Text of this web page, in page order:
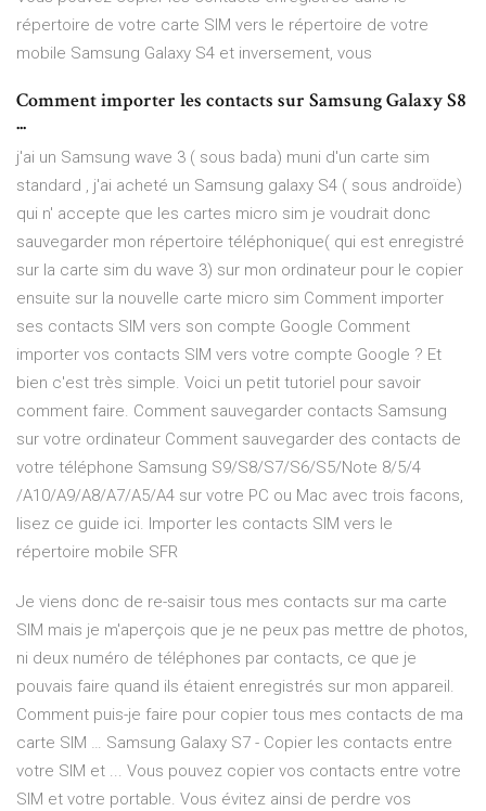
répertoire de votre carte SIM vers le répertoire de votre
mobile Samsung Galaxy S4 et inversement, vous
Comment importer les contacts sur Samsung Galaxy S8
...
j'ai un Samsung wave 3 ( sous bada) muni d'un carte sim
standard , j'ai acheté un Samsung galaxy S4 ( sous androïde)
qui n' accepte que les cartes micro sim je voudrait donc
sauvegarder mon répertoire téléphonique( qui est enregistré
sur la carte sim du wave 3) sur mon ordinateur pour le copier
ensuite sur la nouvelle carte micro sim Comment importer
ses contacts SIM vers son compte Google Comment
importer vos contacts SIM vers votre compte Google ? Et
bien c'est très simple. Voici un petit tutoriel pour savoir
comment faire. Comment sauvegarder contacts Samsung
sur votre ordinateur Comment sauvegarder des contacts de
votre téléphone Samsung S9/S8/S7/S6/S5/Note 8/5/4
/A10/A9/A8/A7/A5/A4 sur votre PC ou Mac avec trois facons,
lisez ce guide ici. Importer les contacts SIM vers le
répertoire mobile SFR
Je viens donc de re-saisir tous mes contacts sur ma carte
SIM mais je m'aperçois que je ne peux pas mettre de photos,
ni deux numéro de téléphones par contacts, ce que je
pouvais faire quand ils étaient enregistrés sur mon appareil.
Comment puis-je faire pour copier tous mes contacts de ma
carte SIM … Samsung Galaxy S7 - Copier les contacts entre
votre SIM et ... Vous pouvez copier vos contacts entre votre
SIM et votre portable. Vous évitez ainsi de perdre vos